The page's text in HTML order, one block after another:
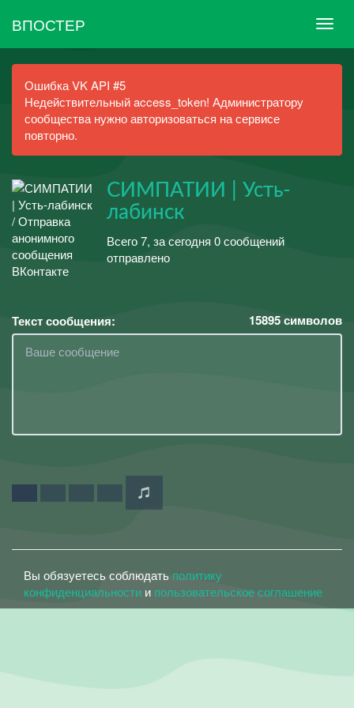
ВПОСТЕР
Ошибка VK API #5
Недействительный access_token! Администратору
сообщества нужно авторизоваться на сервисе
повторно.
СИМПАТИИ | Усть-
лабинск
Всего 7, за сегодня 0 сообщений
отправлено
Текст сообщения: 15895символов
Вы обязуетесь соблюдать политику
конфиденциальности и пользовательское соглашение